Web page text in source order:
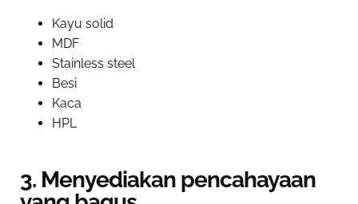
Kayu solid
MDF
Stainless steel
Besi
Kaca
HPL
3. Menyediakan pencahayaan